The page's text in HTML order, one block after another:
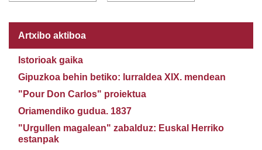
Artxibo aktiboa
Istorioak gaika
Gipuzkoa behin betiko: lurraldea XIX. mendean
"Pour Don Carlos" proiektua
Oriamendiko gudua. 1837
"Urgullen magalean" zabalduz: Euskal Herriko
estanpak